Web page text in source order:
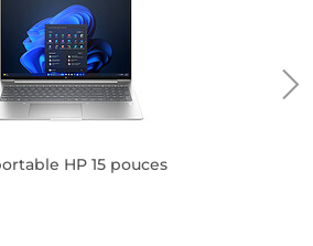
HP 15 pouces